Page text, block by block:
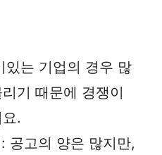
있는 기업의 경우 많
기 때문에 경쟁이
.
: 공고의 양은 많지만,